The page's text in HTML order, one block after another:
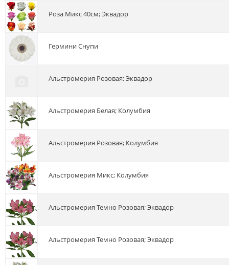
роза Микс 40см; Эквадор
гермини Снупи
альстромерия Розовая; Эквадор
альстромерия Белая; Колумбия
альстромерия Розовая; Колумбия
альстромерия Микс; Колумбия
альстромерия Темно Розовая; Эквадор
альстромерия Темно Розовая; Эквадор